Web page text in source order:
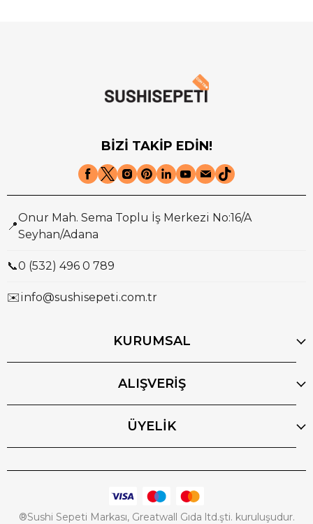
BİZİ TAKİP EDİN!
📍
Onur Mah. Sema Toplu İş Merkezi No:16/A
Seyhan/Adana
📞0 (532) 496 0 789
✉️info@sushisepeti.com.tr
KURUMSAL
ALIŞVERİŞ
ÜYELİK
®Sushi Sepeti Markası, Greatwall Gıda ltd.şti. kuruluşudur.